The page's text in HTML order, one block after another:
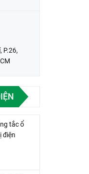
P.26,
tắc ổ
điện